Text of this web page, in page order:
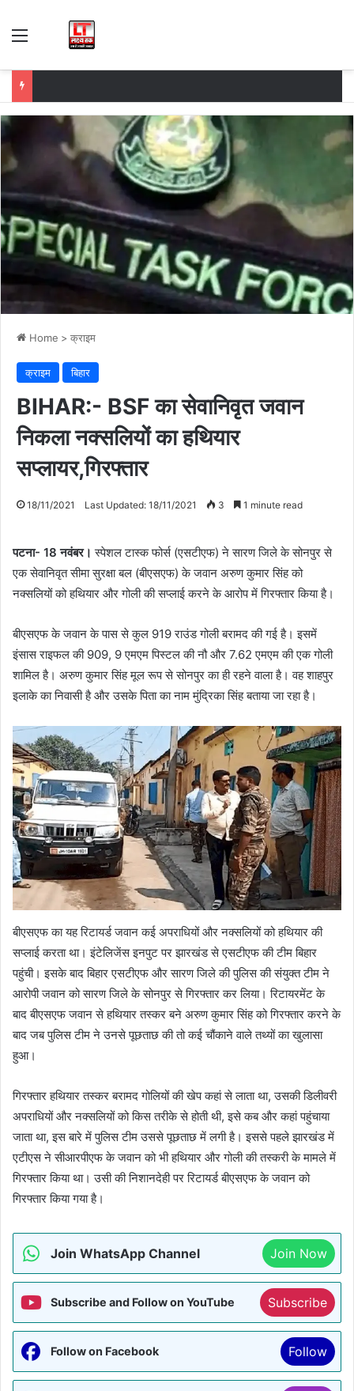
Menu
Home > क्राइम
क्राइम बिहार
BIHAR:- BSF का सेवानिवृत जवान
निकला नक्सलियों का हथियार
सप्लायर,गिरफ्तार
18/11/2021 Last Updated: 18/11/2021 3 1 minute read
पटना- 18 नवंबर। स्पेशल टास्क फोर्स (एसटीएफ) ने सारण जिले के सोनपुर से
एक सेवानिवृत सीमा सुरक्षा बल (बीएसएफ) के जवान अरुण कुमार सिंह को
नक्सलियों को हथियार और गोली की सप्लाई करने के आरोप में गिरफ्तार किया है।
बीएसएफ के जवान के पास से कुल 919 राउंड गोली बरामद की गई है। इसमें
इंसास राइफल की 909, 9 एमएम पिस्टल की नौ और 7.62 एमएम की एक गोली
शामिल है। अरुण कुमार सिंह मूल रूप से सोनपुर का ही रहने वाला है। वह शाहपुर
इलाके का निवासी है और उसके पिता का नाम मुंद्रिका सिंह बताया जा रहा है।
बीएसएफ का यह रिटायर्ड जवान कई अपराधियों और नक्सलियों को हथियार की
सप्लाई करता था। इंटेलिजेंस इनपुट पर झारखंड से एसटीएफ की टीम बिहार
पहुंची। इसके बाद बिहार एसटीएफ और सारण जिले की पुलिस की संयुक्त टीम ने
आरोपी जवान को सारण जिले के सोनपुर से गिरफ्तार कर लिया। रिटायरमेंट के
बाद बीएसएफ जवान से हथियार तस्कर बने अरुण कुमार सिंह को गिरफ्तार करने के
बाद जब पुलिस टीम ने उनसे पूछताछ की तो कई चौंकाने वाले तथ्यों का खुलासा
हुआ।
गिरफ्तार हथियार तस्कर बरामद गोलियों की खेप कहां से लाता था, उसकी डिलीवरी
अपराधियों और नक्सलियों को किस तरीके से होती थी, इसे कब और कहां पहुंचाया
जाता था, इस बारे में पुलिस टीम उससे पूछताछ में लगी है। इससे पहले झारखंड में
एटीएस ने सीआरपीएफ के जवान को भी हथियार और गोली की तस्करी के मामले में
गिरफ्तार किया था। उसी की निशानदेही पर रिटायर्ड बीएसएफ के जवान को
गिरफ्तार किया गया है।
Join WhatsApp Channel Join Now
Subscribe and Follow on YouTube Subscribe
Follow on Facebook Follow